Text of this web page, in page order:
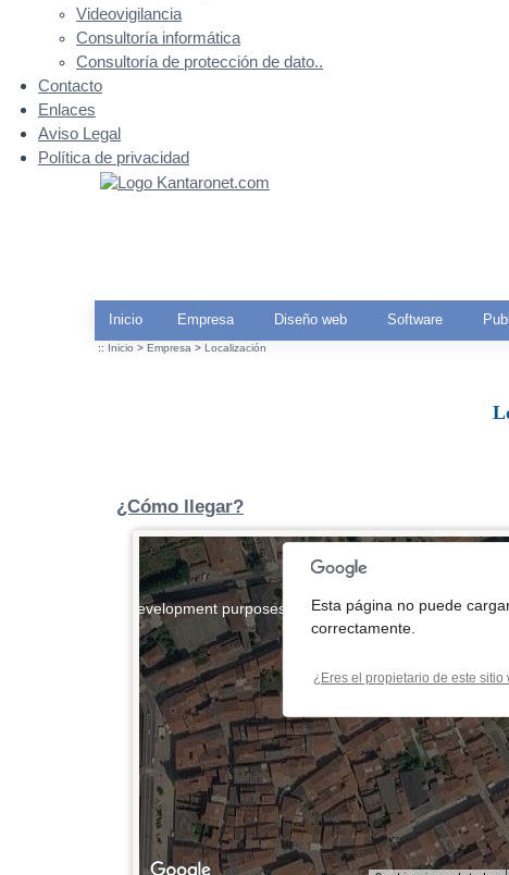
Videovigilancia
Consultoría informática
Consultoría de protección de dato..
Contacto
Enlaces
Aviso Legal
Política de privacidad
Inicio
Empresa Diseño web Software
:: Inicio > Empresa > Localización
¿Cómo llegar?
For development
For development purposes onlyEsta página no puede
correctamente.
¿Eres el propietario de este sitio